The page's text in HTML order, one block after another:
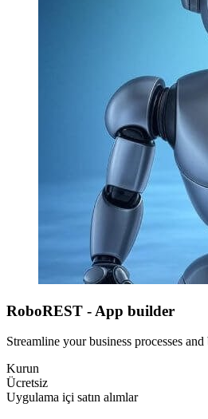
RoboREST - App builder
Streamline your business processes
Kurun
Ücretsiz
Uygulama içi satın alımlar